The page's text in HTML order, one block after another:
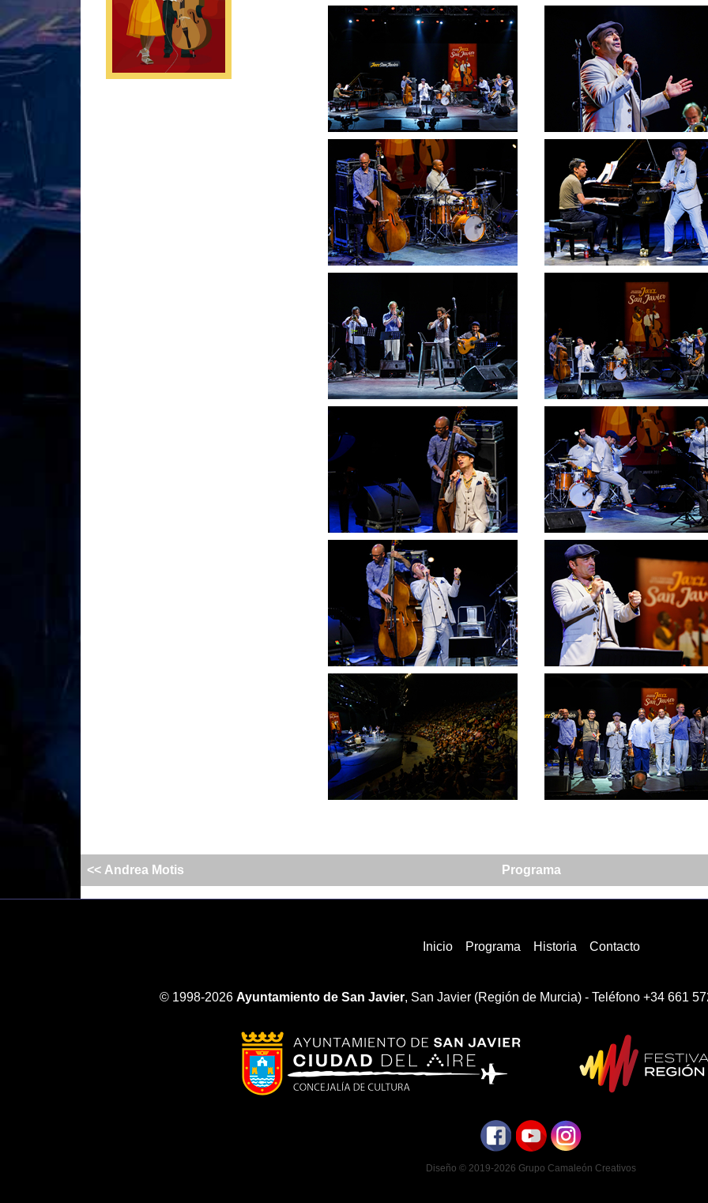
<< Andrea Motis Programa
Inicio Programa Historia Contacto
© 1998-2026 Ayuntamiento de San Javier, San Javier (Región de Murcia) - Teléfono +34 661
Diseño © 2019-2026 Grupo Camaleón Creativos